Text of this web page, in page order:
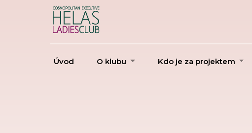
Úvod O klubu Kdo je za projektem